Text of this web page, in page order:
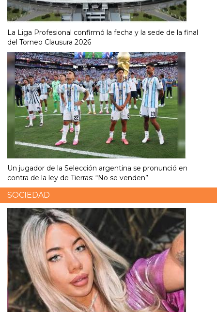
La Liga Profesional confirmó la fecha y la sede de la final
del Torneo Clausura 2026
Un jugador de la Selección argentina se pronunció en
contra de la ley de Tierras: “No se venden”
SOCIEDAD